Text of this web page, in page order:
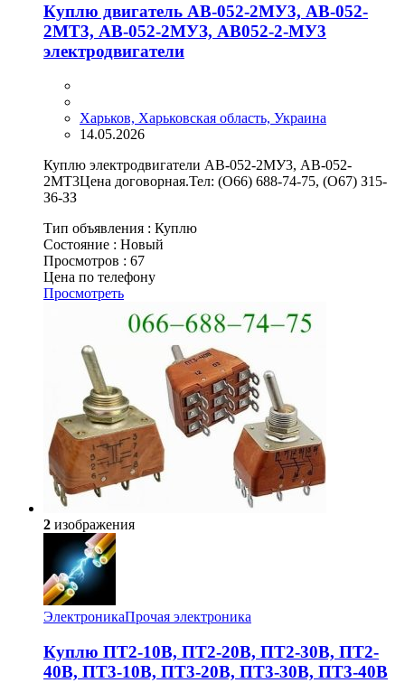
Куплю двигатель АВ-052-2МУ3, АВ-052-
2МТ3, АВ-052-2МУЗ, АВ052-2-МУ3
электродвигатели
Харьков, Харьковская область, Украина
14.05.2026
Куплю электродвигатели АВ-052-2МУ3, АВ-052-
2МТ3Цена договорная.Тел: (О66) 688-74-75, (О67) З15-
З6-ЗЗ
Тип объявления : Куплю
Состояние : Новый
Просмотров : 67
Цена по телефону
Просмотреть
2 изображения
ЭлектроникаПрочая электроника
Куплю ПТ2-10В, ПТ2-20В, ПТ2-30В, ПТ2-
40В, ПТ3-10В, ПТ3-20В, ПТ3-30В, ПТ3-40В